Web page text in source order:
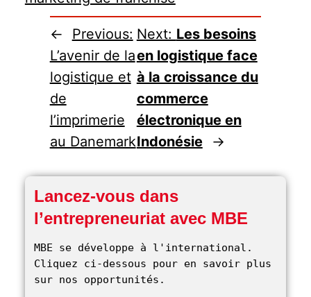
←
Previous:
L’avenir de la
logistique et
de
l’imprimerie
au Danemark
Next: Les besoins
en logistique face
à la croissance du
commerce
électronique en
Indonésie
→
Lancez-vous dans
l’entrepreneuriat avec MBE
MBE se développe à l'international.
Cliquez ci-dessous pour en savoir plus
sur nos opportunités.